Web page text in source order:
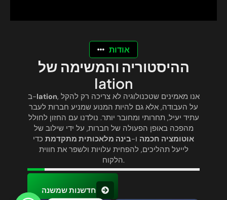
אודות
ההיסטוריה והמשימה של
Iation
ב-Iation, אנו מאמינים שטכנולוגיה לא צריכה רק להקל
על העבודה, אלא גם להיות המנוע שמניע חברות לעבר
עתיד יעיל, תחרותי ומחובר יותר. נולדנו עם החזון לחולל
מהפכה באופן הפעולה של חברות, על ידי שילוב של
אוטומציה חכמה ו-בינה מלאכותית מתקדמת כדי
לייעל תהליכים, להפחית עלויות ולשפר את חווית
הלקוח.
חדשנות שמשנה